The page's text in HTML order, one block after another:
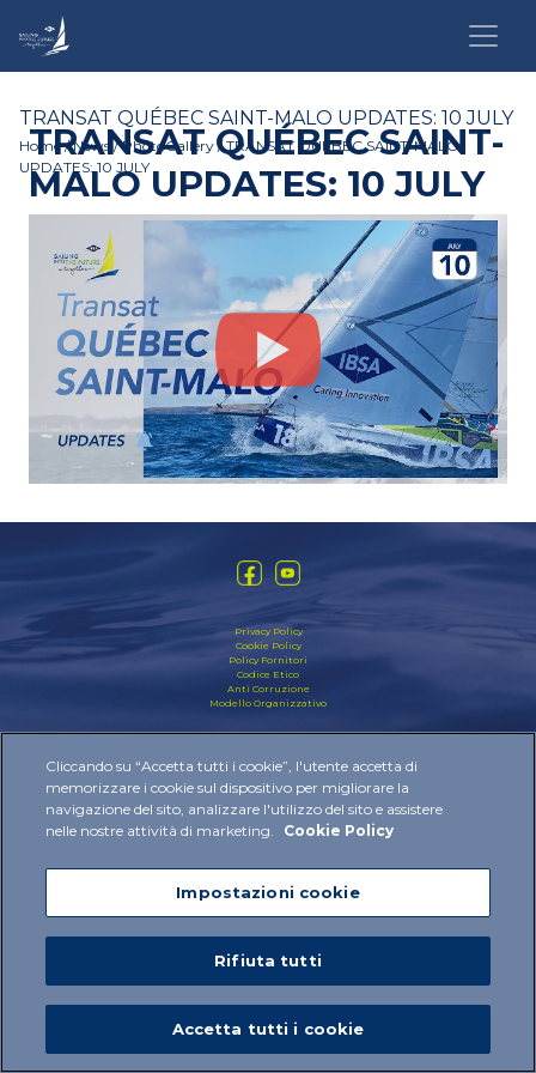
TRANSAT QUÉBEC SAINT-MALO UPDATES: 10 JULY
Home/News /PhotoGallery/ TRANSAT QUÉBEC SAINT-MALO
UPDATES: 10 JULY
TRANSAT QUÉBEC SAINT-
MALO UPDATES: 10 JULY
Privacy Policy
Cookie Policy
Policy Fornitori
Codice Etico
Anti Corruzione
Modello Organizzativo
2024 © IBSA Institut Biochimique SA All rights reserved
Cliccando su “Accetta tutti i cookie”, l'utente accetta di
memorizzare i cookie sul dispositivo per migliorare la
navigazione del sito, analizzare l'utilizzo del sito e assistere
nelle nostre attività di marketing.
Cookie Policy
Impostazioni cookie
Rifiuta tutti
Accetta tutti i cookie